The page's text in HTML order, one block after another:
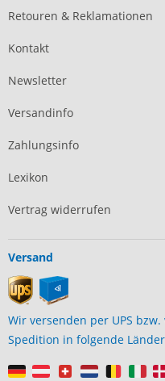
Retouren & Reklamationen
Kontakt
Newsletter
Versandinfo
Zahlungsinfo
Lexikon
Vertrag widerrufen
Versand
Wir versenden per UPS
Spedition in folgende